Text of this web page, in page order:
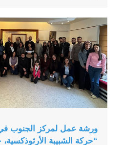
ورشة عمل لمركز الجنوب
“حركة الشبيبة